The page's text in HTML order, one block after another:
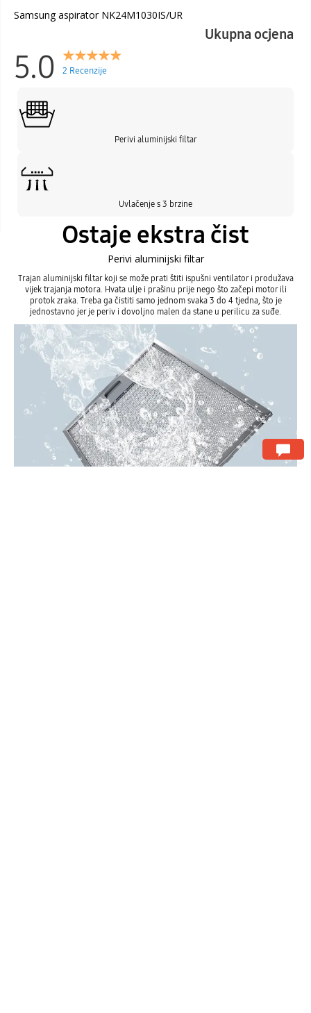
Samsung aspirator NK24M1030IS/UR
Ukupna ocjena
5.0 2 Recenzije
Perivi aluminijski filtar
Uvlačenje s 3 brzine
Ostaje ekstra čist
Perivi aluminijski filtar
Trajan aluminijski filtar koji se može prati štiti ispušni ventilator i produžava
vijek trajanja motora. Hvata ulje i prašinu prije nego što začepi motor ili
protok zraka. Treba ga čistiti samo jednom svaka 3 do 4 tjedna, što je
jednostavno jer je periv i dovoljno malen da stane u perilicu za suđe.